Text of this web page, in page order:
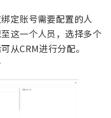
定账号需要配置的人
这一个人员，选择多个
从CRM进行分配。